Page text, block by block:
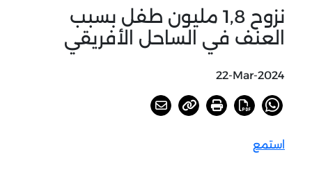
نزوح 1,8 مليون طفل بسبب
العنف في الساحل الأفريقي
22-Mar-2024
استمع